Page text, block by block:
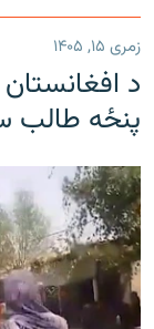
زمری ۱۵, ۱۴۰۵
د
پنځه طالب